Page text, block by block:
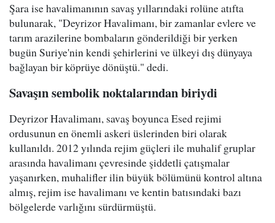
Şara ise havalimanının savaş yıllarındaki rolüne atıfta
bulunarak, "Deyrizor Havalimanı, bir zamanlar evlere ve
tarım arazilerine bombaların gönderildiği bir yerken
bugün Suriye'nin kendi şehirlerini ve ülkeyi dış dünyaya
bağlayan bir köprüye dönüştü." dedi.
Savaşın sembolik noktalarından biriydi
Deyrizor Havalimanı, savaş boyunca Esed rejimi
ordusunun en önemli askeri üslerinden biri olarak
kullanıldı. 2012 yılında rejim güçleri ile muhalif gruplar
arasında havalimanı çevresinde şiddetli çatışmalar
yaşanırken, muhalifler ilin büyük bölümünü kontrol altına
almış, rejim ise havalimanı ve kentin batısındaki bazı
bölgelerde varlığını sürdürmüştü.